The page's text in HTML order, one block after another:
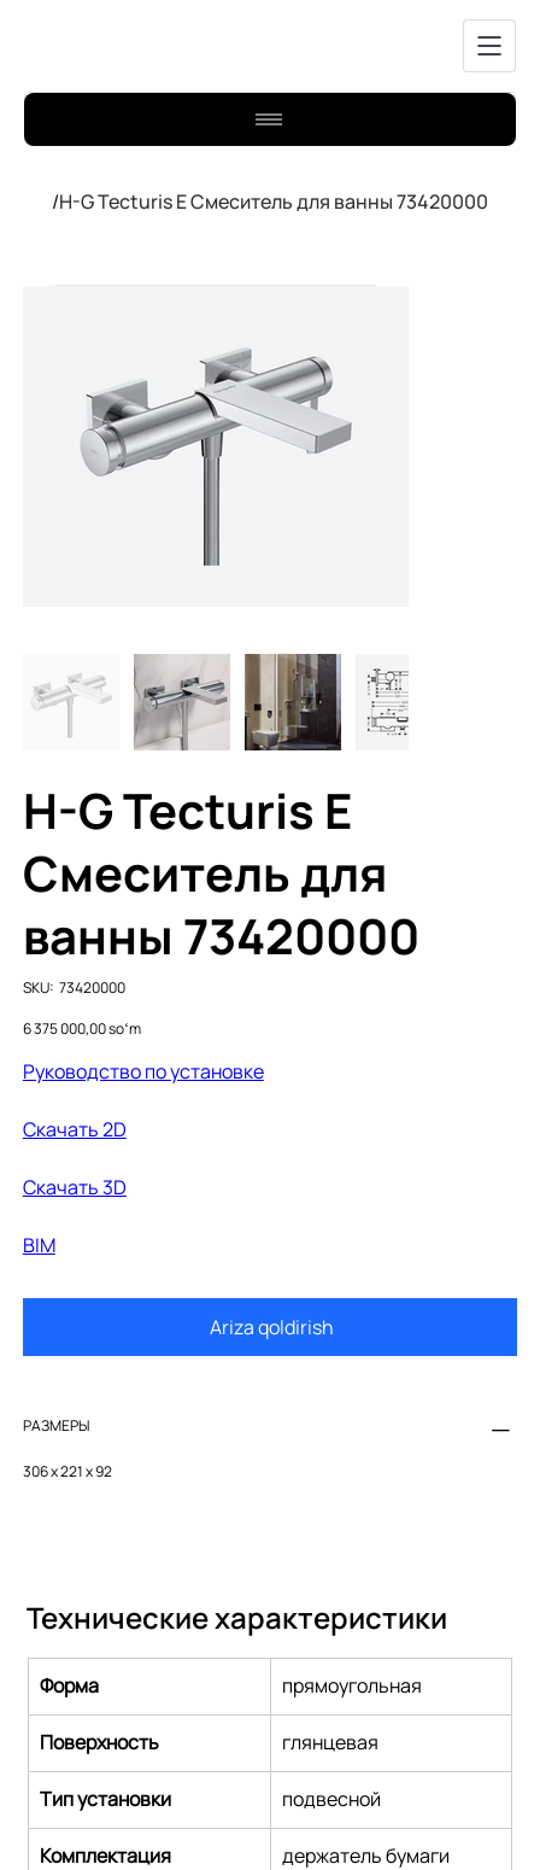
/H-G Tecturis E Cмеситель для ванны 73420000
H-G Tecturis E
Cмеситель для
ванны 73420000
SKU: SKU
73420000
73420000
Price
6 375 000,00 soʻm
Руководство по установке
Скачать 2D
Cкачать 3D
BIM
Ariza qoldirish
РАЗМЕРЫ
306 x 221 x 92
Технические характеристики
Форма прямоугольная
Поверхность глянцевая
Тип установки подвесной
Комплектация держатель бумаги